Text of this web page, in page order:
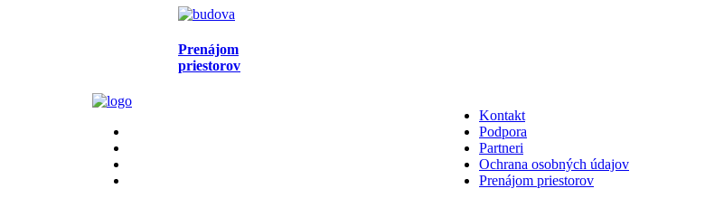
Prenájom
priestorov
Kontakt
Podpora
Partneri
Ochrana osobných údajov
Prenájom priestorov